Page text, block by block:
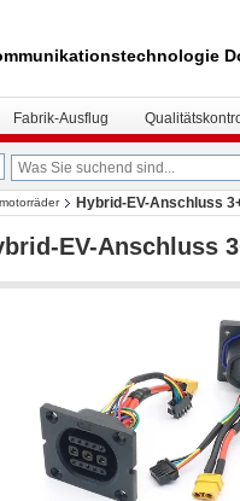
Fabrik-Ausflug
Hybrid-EV-Anschluss
EV-Anschluss